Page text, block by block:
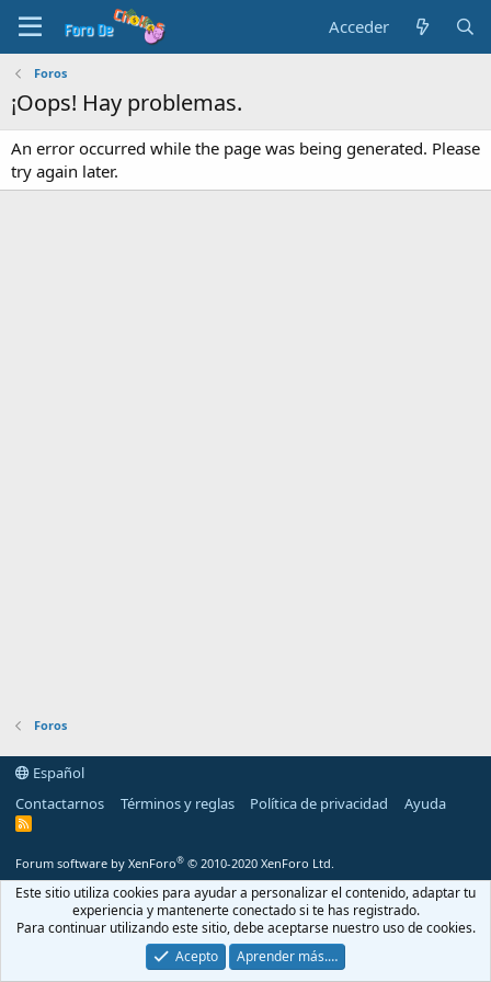
Acceder
Foros
¡Oops! Hay problemas.
An error occurred while the page was being generated. Please
try again later.
Foros
Español
Contactarnos
Términos y reglas Política de privacidad Ayuda
R
Forum software by XenForo® © 2010-2020 XenForo Ltd.
Este sitio utiliza cookies para ayudar a personalizar el contenido, adaptar tu
experiencia y mantenerte conectado si te has registrado.
Para continuar utilizando este sitio, debe aceptarse nuestro uso de cookies.
Acepto
Aprender más.…